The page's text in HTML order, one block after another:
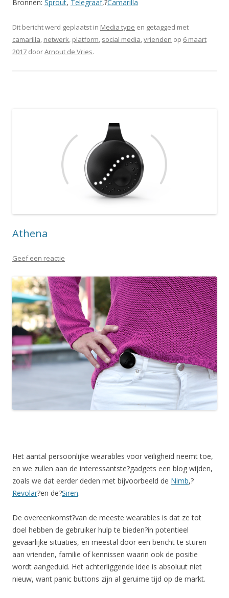
Bronnen: Sprout, Telegraaf,?Camarilla
Dit bericht werd geplaatst in Media type en getagged met
camarilla, netwerk, platform, social media,vrienden op 6 maart
2017 doorArnout de Vries.
Athena
Geef een reactie
Het aantal persoonlijke wearables voor veiligheid neemt toe,
en we zullen aan de interessantste?gadgets een blog wijden,
zoals we dat eerder deden met bijvoorbeeld de Nimb,?
Revolar?en de?Siren.
De overeenkomst?van de meeste wearables is dat ze tot
doel hebben de gebruiker hulp te bieden?in potentieel
gevaarlijke situaties, en meestal door een bericht te sturen
aan vrienden, familie of kennissen waarin ook de positie
wordt aangeduid. Het achterliggende idee is absoluut niet
nieuw, want panic buttons zijn al geruime tijd op de markt.